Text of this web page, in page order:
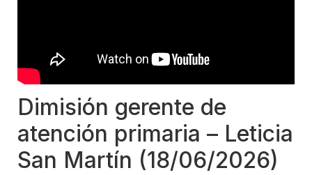
Dimisión gerente de
atención primaria – Leticia
San Martín (18/06/2026)